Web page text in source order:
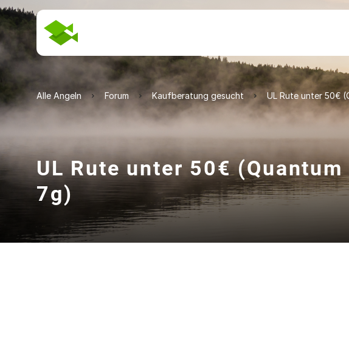
Alle Angeln Forum Kaufberatung gesucht UL Rute unter 50€
UL Rute unter 50€
7g)